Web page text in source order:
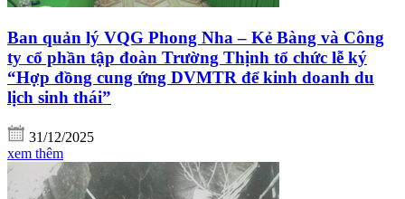
Ban quản lý VQG Phong Nha – Kẻ Bàng và Công
ty cổ phần tập đoàn Trường Thịnh tổ chức lễ ký
“Hợp đồng cung ứng DVMTR để kinh doanh du
lịch sinh thái”
31/12/2025
xem thêm